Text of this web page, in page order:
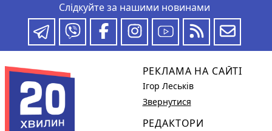
Слідкуйте за нашими новинами
РЕКЛАМА НА САЙТІ
Ігор Леськів
Звернутися
РЕДАКТОРИ